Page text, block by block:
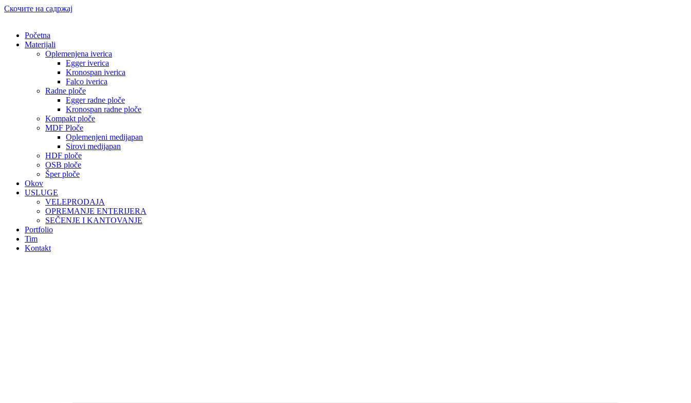
Скочите на садржај
Početna
Materijali
Oplemenjena iverica
Egger iverica
Kronospan iverica
Falco iverica
Radne ploče
Egger radne ploče
Kronospan radne ploče
Kompakt ploče
MDF Ploče
Oplemenjeni medijapan
Sirovi medijapan
HDF ploče
OSB ploče
Šper ploče
Okov
USLUGE
VELEPRODAJA
OPREMANJE ENTERIJERA
SEČENJE I KANTOVANJE
Portfolio
Tim
Kontakt